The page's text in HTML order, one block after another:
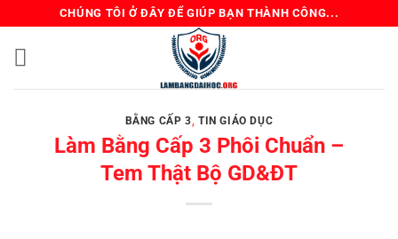
CHÚNG TÔI Ở ĐÂY ĐỂ GIÚP BẠN THÀNH CÔNG...
BẰNG CẤP 3, TIN GIÁO DỤC
Làm Bằng Cấp 3 Phôi Chuẩn –
Tem Thật Bộ GD&ĐT